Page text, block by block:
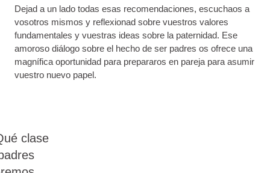
Dejad a un lado todas esas recomendaciones, escuchaos a
vosotros mismos y reflexionad sobre vuestros valores
fundamentales y vuestras ideas sobre la paternidad. Ese
amoroso diálogo sobre el hecho de ser padres os ofrece una
magnífica oportunidad para prepararos en pareja para asumir
vuestro nuevo papel.
clase